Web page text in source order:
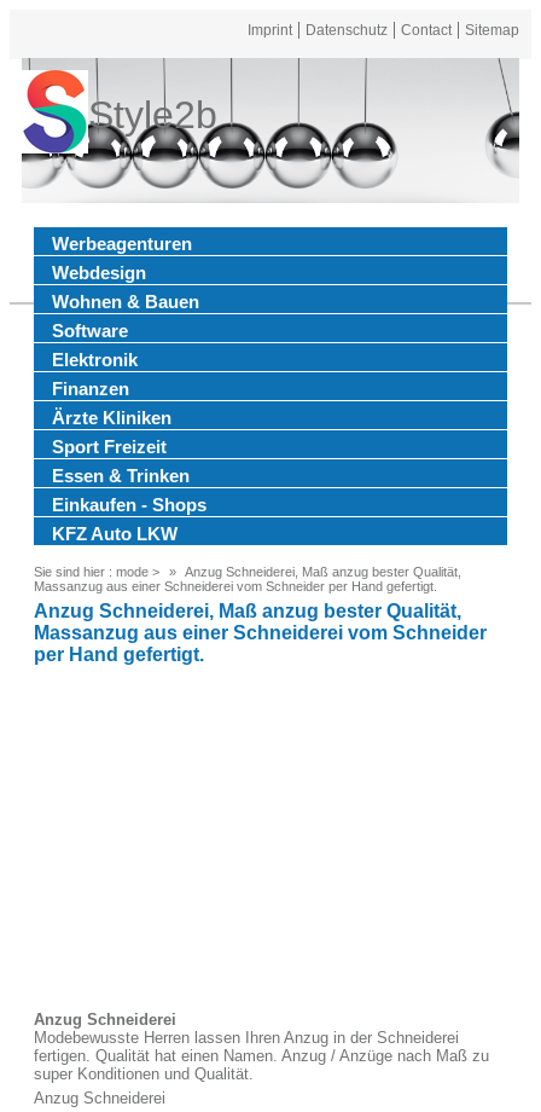
Imprint Datenschutz Contact Sitemap
Style2b
Werbeagenturen
Webdesign
Wohnen & Bauen
Software
Elektronik
Finanzen
Ärzte Kliniken
Sport Freizeit
Essen & Trinken
Einkaufen - Shops
KFZ Auto LKW
Sie sind hier : mode >
Anzug Schneiderei, Maß anzug bester Qualität,
Massanzug aus einer Schneiderei vom Schneider per Hand gefertigt.
Anzug Schneiderei, Maß anzug bester Qualität,
Massanzug aus einer Schneiderei vom Schneider
per Hand gefertigt.
Anzug Schneiderei
Modebewusste Herren lassen Ihren Anzug in der Schneiderei
fertigen. Qualität hat einen Namen. Anzug / Anzüge nach Maß zu
super Konditionen und Qualität.
Anzug Schneiderei